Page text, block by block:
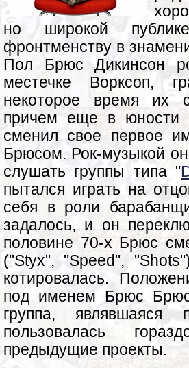
но широкой
фронтменству в
Пол Брюс Дикинсон
местечке Ворксоп,
некоторое время их
причем еще в юности
сменил свое первое
Брюсом. Рок-музыкой он
слушать группы типа "
пытался играть на
себя в роли
задалось, и он
половине 70-х Брюс
("Styx", "Speed",
котировалась.
под именем Брюс
группа, являвшаяся
пользовалась
предыдущие проекты.